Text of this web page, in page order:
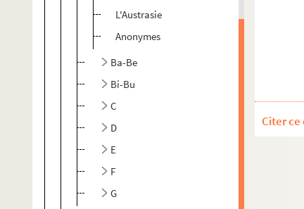
L'Austrasie
Anonymes
Ba-Be
Bi-Bu
C
D
E
F
G
Citer